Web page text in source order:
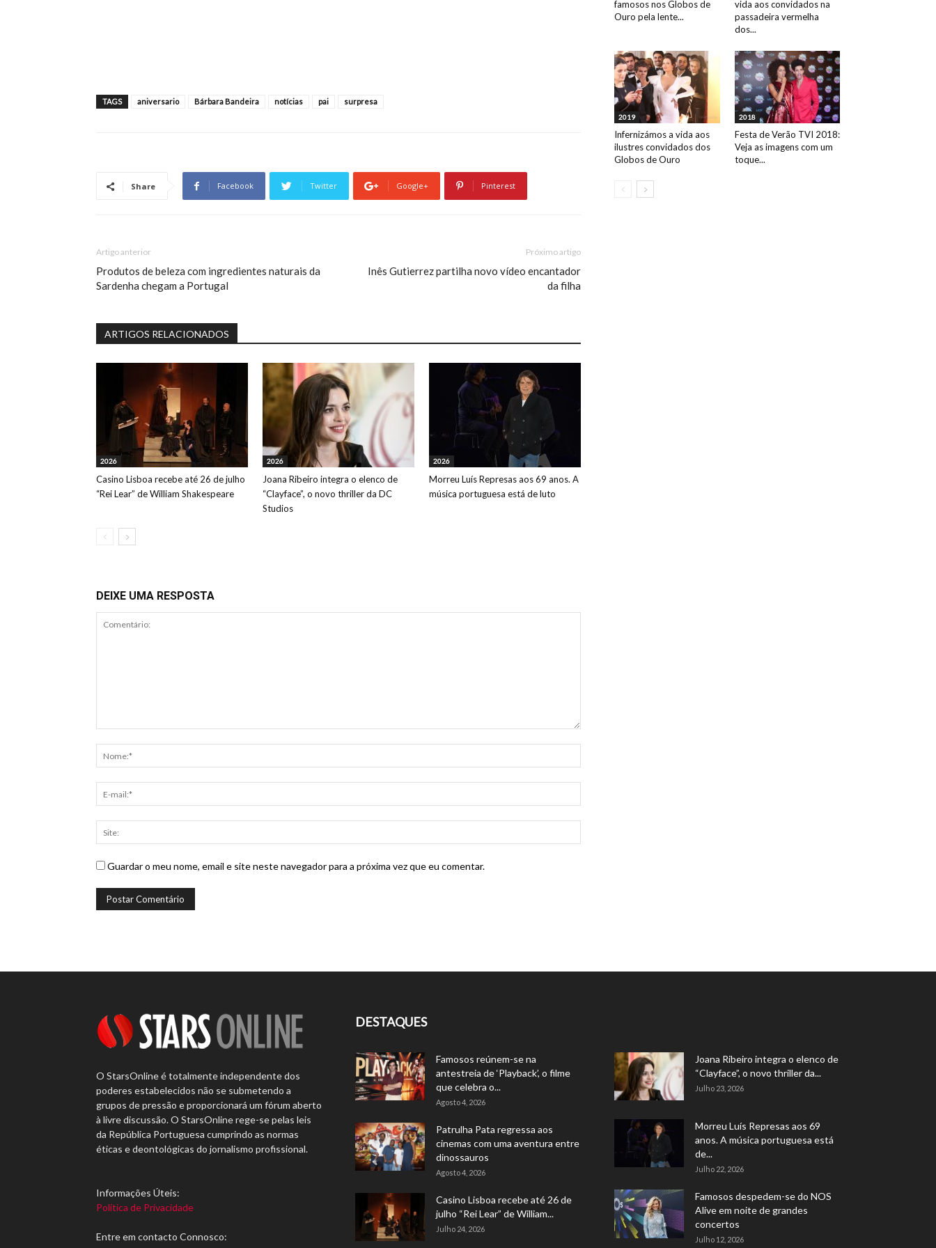
TAGS aniversario Bárbara Bandeira notícias pai surpresa
Share Facebook Twitter Google+ Pinterest
Artigo anterior
Produtos de beleza com ingredientes naturais da
Sardenha chegam a Portugal
Próximo artigo
Inês Gutierrez partilha novo vídeo encantador
da filha
ARTIGOS RELACIONADOS
2026
Casino Lisboa recebe até 26 de julho
“Rei Lear” de William Shakespeare
2026
Joana Ribeiro integra o elenco de
“Clayface”, o novo thriller da DC
Studios
2026
Morreu Luís Represas aos 69 anos. A
música portuguesa está de luto
DEIXE UMA RESPOSTA
Guardar o meu nome, email e site neste navegador para a próxima vez que eu comentar.
famosos nos Globos de
Ouro pela lente...
vida aos convidados na
passadeira vermelha
dos...
2019
Infernizámos a vida aos
ilustres convidados dos
Globos de Ouro
2018
Festa de Verão TVI 2018:
Veja as imagens com um
toque...
O StarsOnline é totalmente independente dos
poderes estabelecidos não se submetendo a
grupos de pressão e proporcionará um fórum aberto
à livre discussão. O StarsOnline rege-se pelas leis
da República Portuguesa cumprindo as normas
éticas e deontológicas do jornalismo profissional.
Informações Úteis:
Política de Privacidade
Entre em contacto Connosco:
DESTAQUES
Famosos reúnem-se na
antestreia de ‘Playback’, o filme
que celebra o...
Agosto 4, 2026
Patrulha Pata regressa aos
cinemas com uma aventura entre
dinossauros
Agosto 4, 2026
Casino Lisboa recebe até 26 de
julho “Rei Lear” de William...
Julho 24, 2026
Joana Ribeiro integra o elenco de
“Clayface”, o novo thriller da...
Julho 23, 2026
Morreu Luís Represas aos 69
anos. A música portuguesa está
de...
Julho 22, 2026
Famosos despedem-se do NOS
Alive em noite de grandes
concertos
Julho 12, 2026